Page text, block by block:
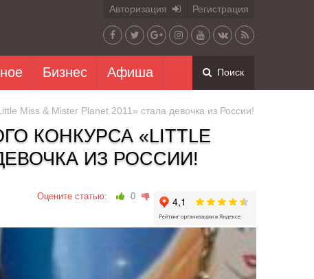
Авторизация Регистрация
Бизнес Афиша Поиск
Miss & Mister Planet 2011» стала девочка из России!
КОНКУРСА «LITTLE
ДЕВОЧКА ИЗ РОССИИ!
Оцените статью: 0